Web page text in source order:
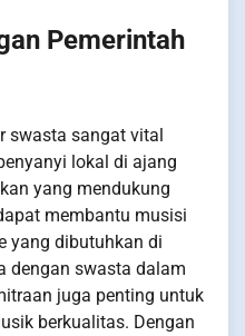
Pemerintah
swasta sangat vital
lokal di ajang
yang mendukung
membantu musisi
yang dibutuhkan di
dengan swasta dalam
juga penting untuk
berkualitas. Dengan